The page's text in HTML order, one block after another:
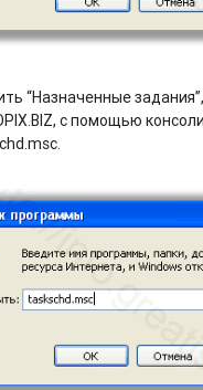
“Назначенные
с помощью консоли